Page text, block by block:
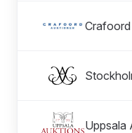
Uppsala